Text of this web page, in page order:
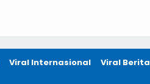
Viral Internasional Viral Berita